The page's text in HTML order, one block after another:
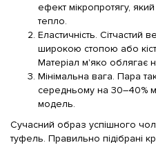
ефект мікропротягу,
тепло.
Еластичність.
широкою стопою або
Матеріал м'яко облягає
Мінімальна вага. Пара
середньому на 30–40%
модель.
Сучасний образ успішного
туфель. Правильно підібрані